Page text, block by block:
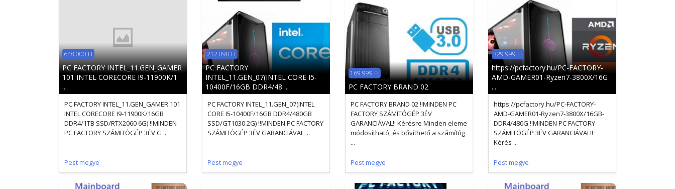
648 000 Ft
PC FACTORY INTEL_11.GEN_GAMER
101 INTEL CORECORE I9-11900K/1
...
PC FACTORY INTEL_11.GEN_GAMER 101
INTEL CORECORE I9-11900K/16GB
DDR4/1TB SSD/RTX2060 6G) !!MINDEN
PC FACTORY SZÁMITÓGÉP 3ÉV G ...
Pest megye
212 090 Ft
PC FACTORY
INTEL_11.GEN_07(INTEL CORE I5-
10400F/16GB DDR4/48 ...
PC FACTORY INTEL_11.GEN_07(INTEL
CORE I5-10400F/16GB DDR4/480GB
SSD/GT1030 2G) !!MINDEN PC FACTORY
SZÁMITÓGÉP 3ÉV GARANCIÁVAL ...
Pest megye
169 999 Ft
PC FACTORY BRAND 02
PC FACTORY BRAND 02 !!MINDEN PC
FACTORY SZÁMITÓGÉP 3ÉV
GARANCIÁVAL!! Kérésre Minden eleme
módosítható, és bővíthető a számítóg
...
Pest megye
329 999 Ft
https://pcfactory.hu/PC-FACTORY-
AMD-GAMER01-Ryzen7-3800X/16G
...
https://pcfactory.hu/PC-FACTORY-
AMD-GAMER01-Ryzen7-3800X/16GB-
DDR4/480G !!MINDEN PC FACTORY
SZÁMITÓGÉP 3ÉV GARANCIÁVAL!!
Kérés ...
Pest megye